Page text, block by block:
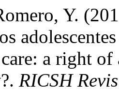
Y.
a right
RICSH